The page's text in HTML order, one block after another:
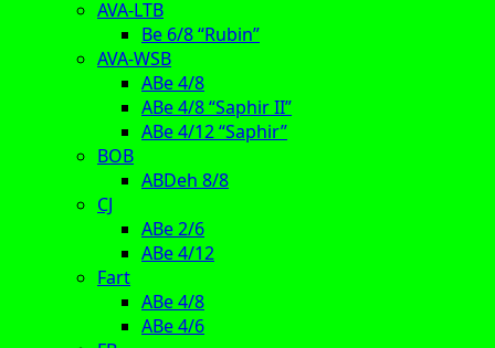
AVA-LTB
Be 6/8 “Rubin”
AVA-WSB
ABe 4/8
ABe 4/8 “Saphir II”
ABe 4/12 “Saphir”
BOB
ABDeh 8/8
CJ
ABe 2/6
ABe 4/12
Fart
ABe 4/8
ABe 4/6